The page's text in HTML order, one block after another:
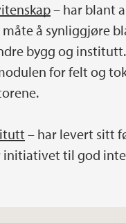
– har blant
måte å synliggjøre
bygg og
for felt og
– har levert sitt
initiativet til god